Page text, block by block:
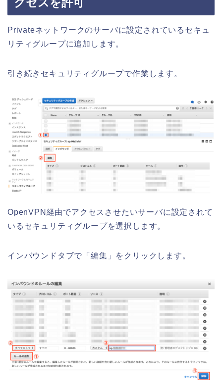
クセスを許可
Privateネットワークのサーバに設定されているセキュ
リティグループに追加します。
引き続きセキュリティグループで作業します。
OpenVPN経由でアクセスさせたいサーバに設定されて
いるセキュリティグループを選択します。
インバウンドタブで「編集」をクリックします。